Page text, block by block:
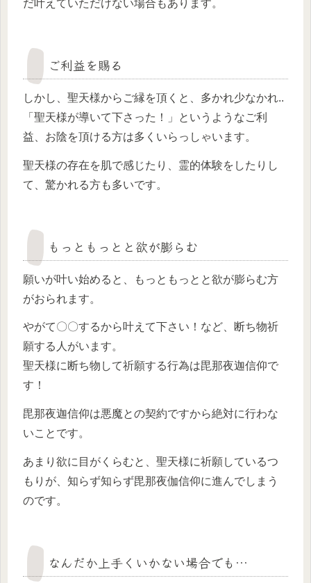
だ叶えていただけない場合もあります。
ご利益を賜る
しかし、聖天様からご縁を頂くと、多かれ少なかれ..
「聖天様が導いて下さった！」というようなご利
益、お陰を頂ける方は多くいらっしゃいます。
聖天様の存在を肌で感じたり、霊的体験をしたりし
て、驚かれる方も多いです。
もっともっとと欲が膨らむ
願いが叶い始めると、もっともっとと欲が膨らむ方
がおられます。
やがて〇〇するから叶えて下さい！など、断ち物祈
願する人がいます。
聖天様に断ち物して祈願する行為は毘那夜迦信仰で
す！
毘那夜迦信仰は悪魔との契約ですから絶対に行わな
いことです。
あまり欲に目がくらむと、聖天様に祈願しているつ
もりが、知らず知らず毘那夜伽信仰に進んでしまう
のです。
なんだか上手くいかない場合でも…